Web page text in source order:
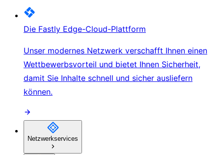
Die Fastly Edge-Cloud-Plattform
Unser modernes Netzwerk verschafft Ihnen einen
Wettbewerbsvorteil und bietet Ihnen Sicherheit,
damit Sie Inhalte schnell und sicher ausliefern
können.
Netzwerkservices